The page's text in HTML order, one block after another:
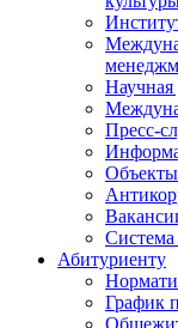
Научная
Пресс-
Объекты
Система
Абитуриенту
График